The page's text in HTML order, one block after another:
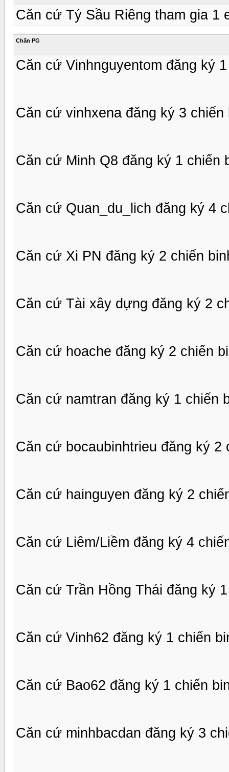
Căn cứ Tý Sầu Riêng tham gia 1
Chấn PG
Căn cứ Vinhnguyentom đăng ký
Căn cứ vinhxena đăng ký 3 chiến
Căn cứ Minh Q8 đăng ký 1 chiến
Căn cứ Quan_du_lich đăng ký 4
Căn cứ Xi PN đăng ký 2 chiến
Căn cứ Tài xây dựng đăng ký 2
Căn cứ hoache đăng ký 2 chiến
Căn cứ namtran đăng ký 1 chiến
Căn cứ bocaubinhtrieu đăng ký 2
Căn cứ hainguyen đăng ký 2
Căn cứ Liêm/Liềm đăng ký 4
Căn cứ Trần Hồng Thái đăng ký
Căn cứ Vinh62 đăng ký 1 chiến
Căn cứ Bao62 đăng ký 1 chiến
Căn cứ minhbacdan đăng ký 3